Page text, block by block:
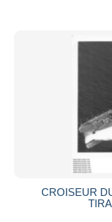
CROISEUR